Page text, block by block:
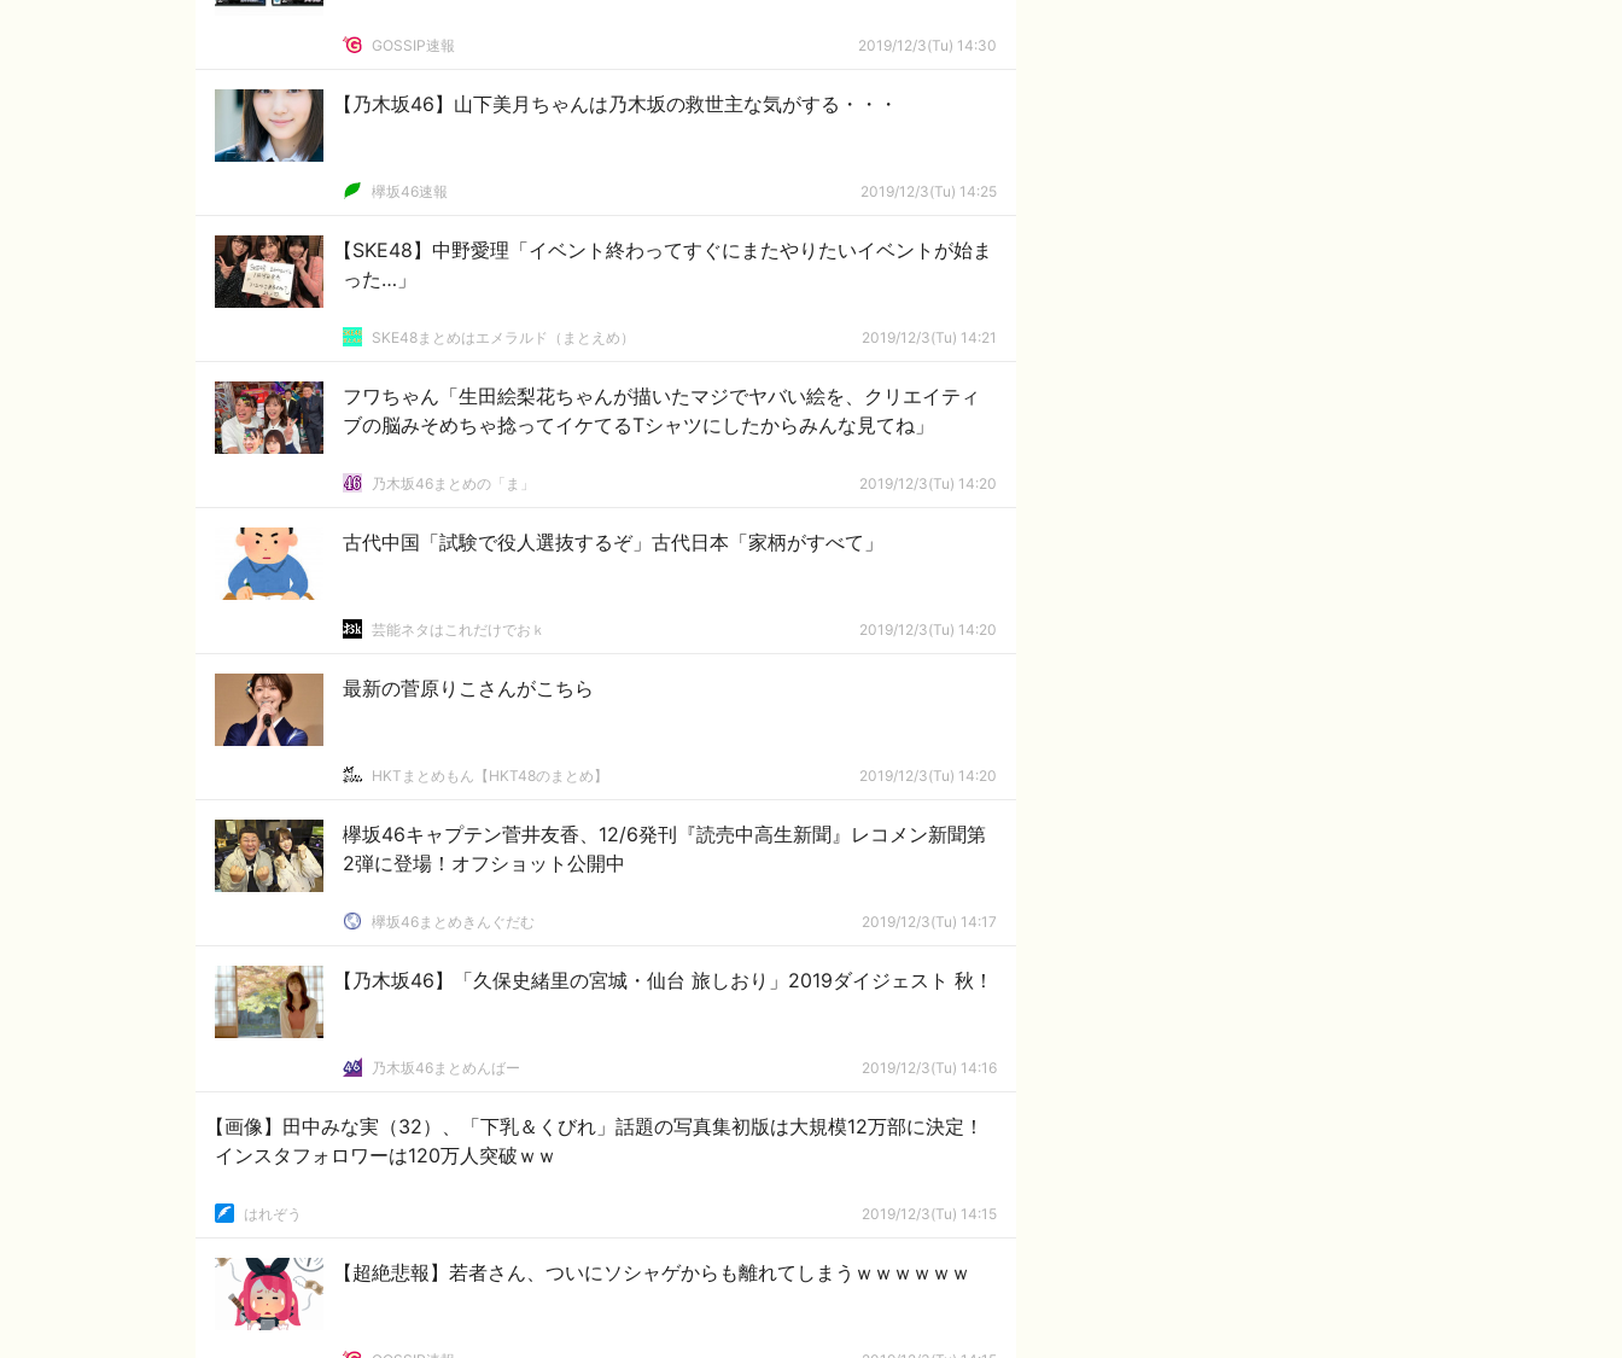
GOSSIP速報 2019/12/3(Tu) 14:30
【乃木坂46】山下美月ちゃんは乃木坂の救世主な気がする・・・
欅坂46速報 2019/12/3(Tu) 14:25
【SKE48】中野愛理「イベント終わってすぐにまたやりたいイベントが始ま
った…」
SKE48まとめはエメラルド（まとえめ） 2019/12/3(Tu) 14:21
フワちゃん「生田絵梨花ちゃんが描いたマジでヤバい絵を、クリエイティ
ブの脳みそめちゃ捻ってイケてるTシャツにしたからみんな見てね」
乃木坂46まとめの「ま」 2019/12/3(Tu) 14:20
古代中国「試験で役人選抜するぞ」古代日本「家柄がすべて」
芸能ネタはこれだけでおｋ 2019/12/3(Tu) 14:20
最新の菅原りこさんがこちら
HKTまとめもん【HKT48のまとめ】 2019/12/3(Tu) 14:20
欅坂46キャプテン菅井友香、12/6発刊『読売中高生新聞』レコメン新聞第
2弾に登場！オフショット公開中
欅坂46まとめきんぐだむ 2019/12/3(Tu) 14:17
【乃木坂46】「久保史緒里の宮城・仙台 旅しおり」2019ダイジェスト 秋！
乃木坂46まとめんばー 2019/12/3(Tu) 14:16
【画像】田中みな実（32）、「下乳＆くびれ」話題の写真集初版は大規模12万部に決定！
インスタフォロワーは120万人突破ｗｗ
はれぞう 2019/12/3(Tu) 14:15
【超絶悲報】若者さん、ついにソシャゲからも離れてしまうｗｗｗｗｗｗ